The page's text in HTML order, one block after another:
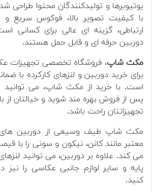
یوتیوبرها و تولیدکنندگان محتوا طراحی
با کیفیت تصویر بالا، فوکوس سریع و
ارتباطی، گزینه ای عالی برای کسانی
دوربین حرفه ای و قابل حمل هستند.
مکث شاپ، فروشگاه تخصصی تجهیزات
برای خرید دوربین و لنزهای کارکرده با
است. با خرید از مکث شاپ، می توانید
پس از فروش بهره مند شوید و خیالتان از
تجهیزاتتان راحت باشد.
مکث شاپ طیف وسیعی از دوربین های
معتبر مانند کانن، نیکون و سونی را با
می کند. علاوه بر دوربین، می توانید
پایه و سایر لوازم جانبی عکاسی را نیز
کنید.